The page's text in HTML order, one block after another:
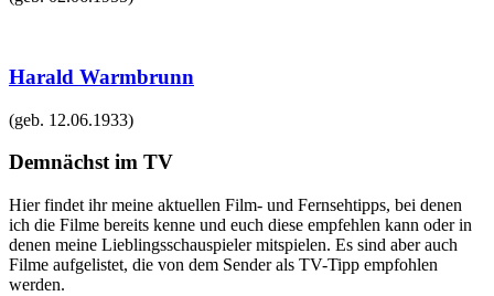
Harald Warmbrunn
(geb. 12.06.1933)
Demnächst im TV
Hier findet ihr meine aktuellen Film- und Fernsehtipps, bei denen
ich die Filme bereits kenne und euch diese empfehlen kann oder in
denen meine Lieblingsschauspieler mitspielen. Es sind aber auch
Filme aufgelistet, die von dem Sender als TV-Tipp empfohlen
werden.